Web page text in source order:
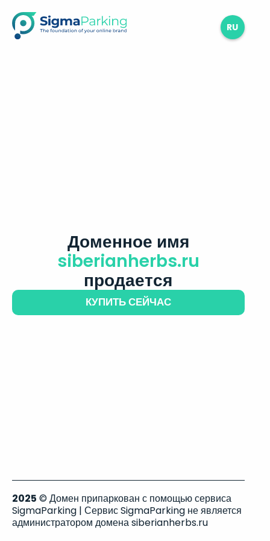
RU
Доменное имя
siberianherbs.ru
продается
КУПИТЬ СЕЙЧАС
2025 © Домен припаркован с помощью сервиса
SigmaParking | Сервис SigmaParking не является
администратором домена siberianherbs.ru